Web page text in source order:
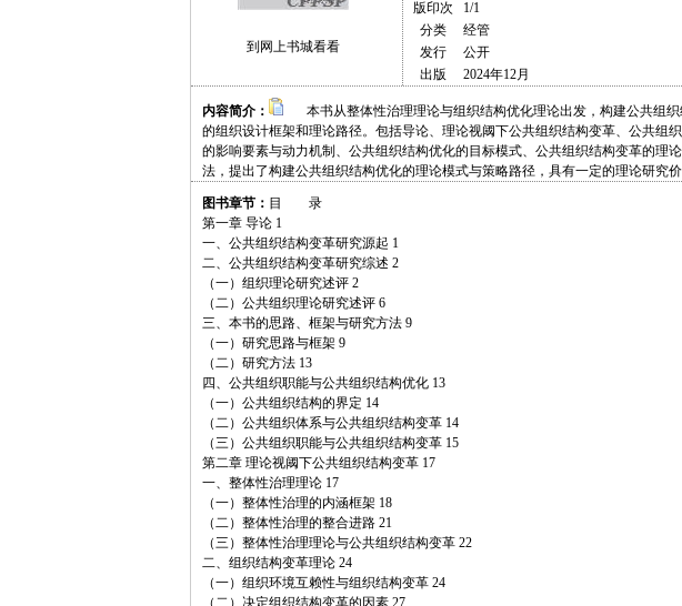
到网上书城看看
版印次
1/1
分类
经管
发行
公开
出版
2024年12月
内容简介：
本书从整体性治理理论与组织结构优化理论出发，构建公共组织
的组织设计框架和理论路径。包括导论、理论视阈下公共组织结构变革、公共组
的影响要素与动力机制、公共组织结构优化的目标模式、公共组织结构变革的理
法，提出了构建公共组织结构优化的理论模式与策略路径，具有一定的理论研究价
图书章节： 目 录
第一章 导论 1
一、公共组织结构变革研究源起 1
二、公共组织结构变革研究综述 2
（一）组织理论研究述评 2
（二）公共组织理论研究述评 6
三、本书的思路、框架与研究方法 9
（一）研究思路与框架 9
（二）研究方法 13
四、公共组织职能与公共组织结构优化 13
（一）公共组织结构的界定 14
（二）公共组织体系与公共组织结构变革 14
（三）公共组织职能与公共组织结构变革 15
第二章 理论视阈下公共组织结构变革 17
一、整体性治理理论 17
（一）整体性治理的内涵框架 18
（二）整体性治理的整合进路 21
（三）整体性治理理论与公共组织结构变革 22
二、组织结构变革理论 24
（一）组织环境互赖性与组织结构变革 24
（二）决定组织结构变革的因素 27